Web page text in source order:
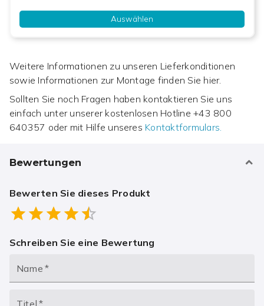
Auswählen
Weitere Informationen zu unseren Lieferkonditionen
sowie Informationen zur Montage finden Sie hier.
Sollten Sie noch Fragen haben kontaktieren Sie uns
einfach unter unserer kostenlosen Hotline+43 800
640357 oder mit Hilfe unseres Kontaktformulars.
Bewertungen
Bewerten Sie dieses Produkt
0.5 Stars
1 Star1.5 Stars
2 Stars
2.5 Stars
3 Stars
3.5 Stars
4 Stars4.5 Stars
5 Stars
Schreiben Sie eine Bewertung
Name *
Titel *